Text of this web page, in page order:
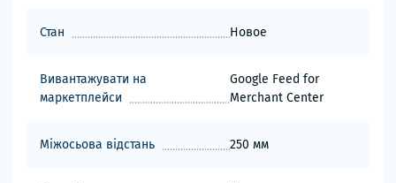
Стан Новое
Вивантажувати на
маркетплейси
Google Feed for
Merchant Center
Міжосьова відстань 250 мм